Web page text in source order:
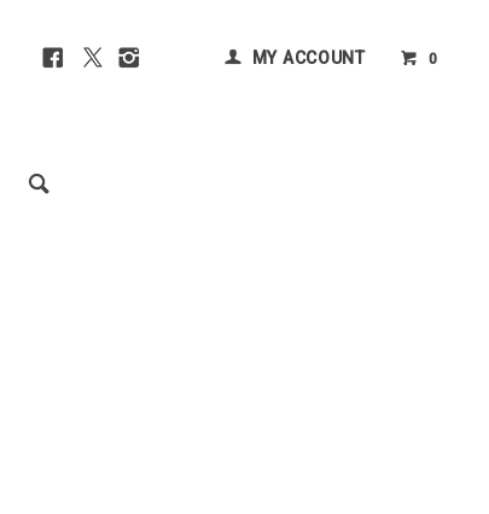
MY ACCOUNT 0